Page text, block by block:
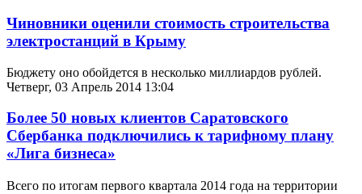
Чиновники оценили стоимость строительства
электростанций в Крыму
Бюджету оно обойдется в несколько миллиардов рублей.
Четверг, 03 Апрель 2014 13:04
Более 50 новых клиентов Саратовского
Сбербанка подключились к тарифному плану
«Лига бизнеса»
Всего по итогам первого квартала 2014 года на территории